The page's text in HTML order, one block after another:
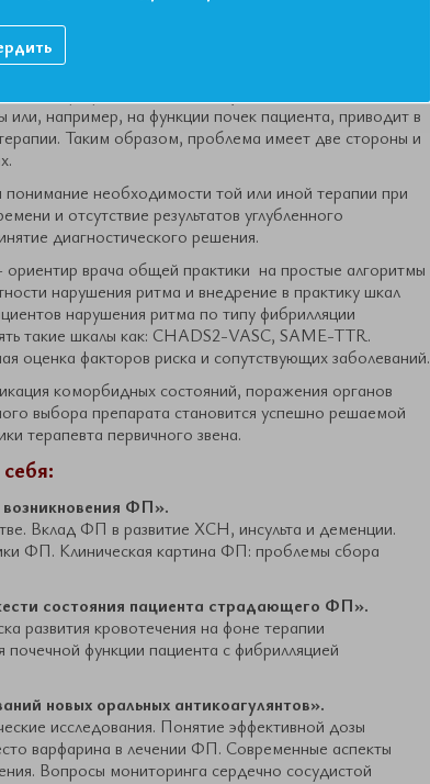
способных снижать его вероятность не
и рекомендаций современных руководств. Зачастую
антикоагулянты из опасения такого
перенесения пациентом ОНМК и смерти
выбор орального антикоагулянта или его дозы, не
например, на функции почек пациента, приводит в
Таким образом, проблема имеет две стороны и
необходимости той или иной терапии при
и отсутствие результатов углубленного
диагностического решения.
врача общей практики на простые алгоритмы
нарушения ритма и внедрение в практику шкал
нарушения ритма по типу фибрилляции
такие шкалы как: CHADS2-VASC, SAME-TTR.
оценка факторов риска и сопутствующих заболеваний.
коморбидных состояний, поражения органов
выбора препарата становится успешно решаемой
терапевта первичного звена.
возникновения ФП».
Вклад ФП в развитие ХСН, инсульта и деменции.
ФП. Клиническая картина ФП: проблемы сбора
состояния пациента страдающего ФП».
развития кровотечения на фоне терапии
функции пациента с фибрилляцией
новых оральных антикоагулянтов».
исследования. Понятие эффективной дозы
варфарина в лечении ФП. Современные аспекты
Вопросы мониторинга сердечно сосудистой